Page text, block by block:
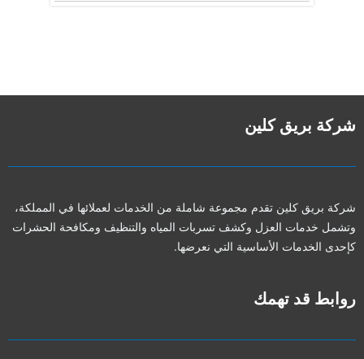
شركة بريق كلين
شركة بريق كلين تقدم مجموعة شاملة من الخدمات لعملائها في المملكة،
وتشمل خدمات العزل وكشف تسربات المياه والتنظيف ومكافحة الحشرات
كإحدى الخدمات الأساسية التي نعرضها.
روابط قد تهمك